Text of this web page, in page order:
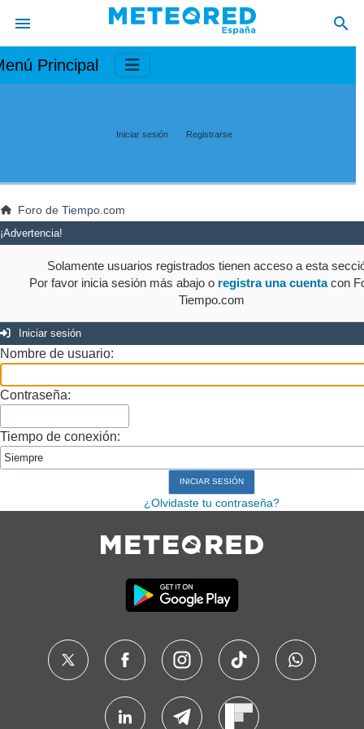
Principal
Iniciar sesión Registrarse
Foro de Tiempo.com
¡Advertencia!
Solamente usuarios registrados tienen acceso a esta
Por favor inicia sesión más abajo o registra una cuentacon
Tiempo.com
Iniciar sesión
Nombre de usuario:
Contraseña:
Tiempo de conexión:
¿Olvidaste tu contraseña?